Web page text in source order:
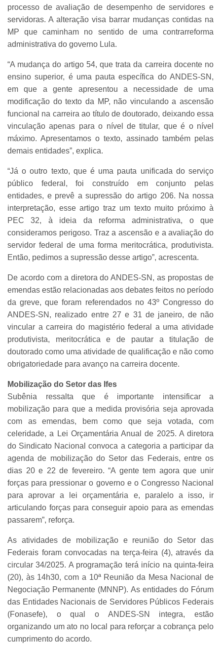
processo de avaliação de desempenho de servidores e
servidoras. A alteração visa barrar mudanças contidas na
MP que caminham no sentido de uma contrarreforma
administrativa do governo Lula.
“A mudança do artigo 54, que trata da carreira docente no
ensino superior, é uma pauta específica do ANDES-SN,
em que a gente apresentou a necessidade de uma
modificação do texto da MP, não vinculando a ascensão
funcional na carreira ao título de doutorado, deixando essa
vinculação apenas para o nível de titular, que é o nível
máximo. Apresentamos o texto, assinado também pelas
demais entidades”, explica.
“Já o outro texto, que é uma pauta unificada do serviço
público federal, foi construído em conjunto pelas
entidades, e prevê a supressão do artigo 206. Na nossa
interpretação, esse artigo traz um texto muito próximo à
PEC 32, à ideia da reforma administrativa, o que
consideramos perigoso. Traz a ascensão e a avaliação do
servidor federal de uma forma meritocrática, produtivista.
Então, pedimos a supressão desse artigo”, acrescenta.
De acordo com a diretora do ANDES-SN, as propostas de
emendas estão relacionadas aos debates feitos no período
da greve, que foram referendados no 43º Congresso do
ANDES-SN, realizado entre 27 e 31 de janeiro, de não
vincular a carreira do magistério federal a uma atividade
produtivista, meritocrática e de pautar a titulação de
doutorado como uma atividade de qualificação e não como
obrigatoriedade para avanço na carreira docente.
Mobilização do Setor das Ifes
Subênia ressalta que é importante intensificar a
mobilização para que a medida provisória seja aprovada
com as emendas, bem como que seja votada, com
celeridade, a Lei Orçamentária Anual de 2025. A diretora
do Sindicato Nacional convoca a categoria a participar da
agenda de mobilização do Setor das Federais, entre os
dias 20 e 22 de fevereiro. “A gente tem agora que unir
forças para pressionar o governo e o Congresso Nacional
para aprovar a lei orçamentária e, paralelo a isso, ir
articulando forças para conseguir apoio para as emendas
passarem”, reforça.
As atividades de mobilização e reunião do Setor das
Federais foram convocadas na terça-feira (4), através da
circular 34/2025. A programação terá início na quinta-feira
(20), às 14h30, com a 10ª Reunião da Mesa Nacional de
Negociação Permanente (MNNP). As entidades do Fórum
das Entidades Nacionais de Servidores Públicos Federais
(Fonasefe), o qual o ANDES-SN integra, estão
organizando um ato no local para reforçar a cobrança pelo
cumprimento do acordo.